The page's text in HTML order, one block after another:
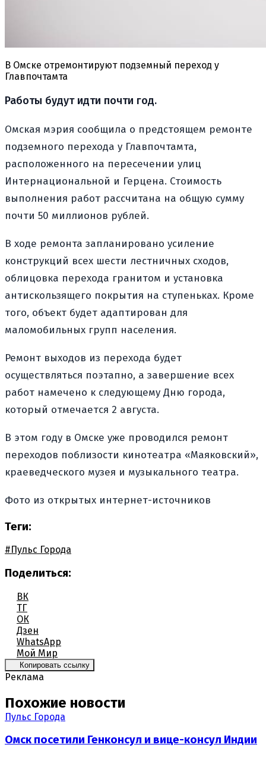
В Омске отремонтируют подземный переход у
Главпочтамта
Работы будут идти почти год.
Омская мэрия сообщила о предстоящем ремонте
подземного перехода у Главпочтамта,
расположенного на пересечении улиц
Интернациональной и Герцена. Стоимость
выполнения работ рассчитана на общую сумму
почти 50 миллионов рублей.
В ходе ремонта запланировано усиление
конструкций всех шести лестничных сходов,
облицовка перехода гранитом и установка
антискользящего покрытия на ступеньках. Кроме
того, объект будет адаптирован для
маломобильных групп населения.
Ремонт выходов из перехода будет
осуществляться поэтапно, а завершение всех
работ намечено к следующему Дню города,
который отмечается 2 августа.
В этом году в Омске уже проводился ремонт
переходов поблизости кинотеатра «Маяковский»,
краеведческого музея и музыкального театра.
Фото из открытых интернет-источников
Теги:
#Пульс Города
Поделиться:
ВК
ТГ
ОК
Дзен
WhatsApp
Мой Мир
Копировать ссылку
Реклама
Похожие новости
Пульс Города
Омск посетили Генконсул и вице-консул Индии